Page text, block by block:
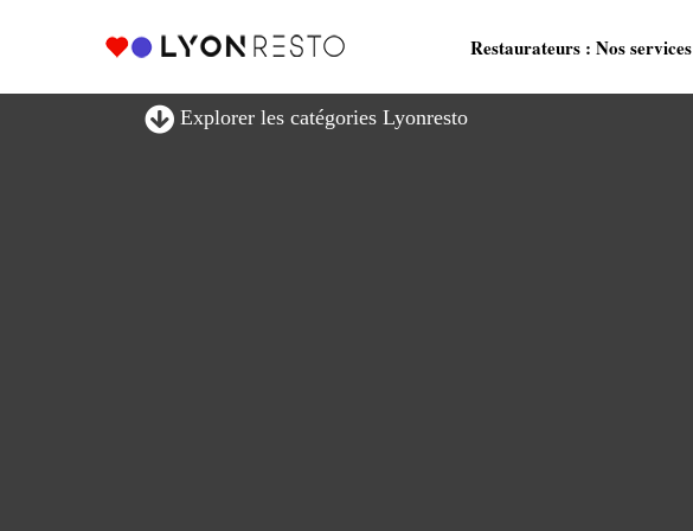
Restaurateurs : Nos services
Explorer les catégories Lyonresto